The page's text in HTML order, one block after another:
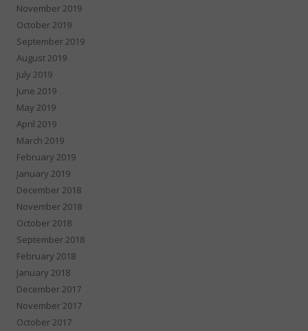
November 2019
October 2019
September 2019
August 2019
July 2019
June 2019
May 2019
April 2019
March 2019
February 2019
January 2019
December 2018
November 2018
October 2018
September 2018
February 2018
January 2018
December 2017
November 2017
October 2017